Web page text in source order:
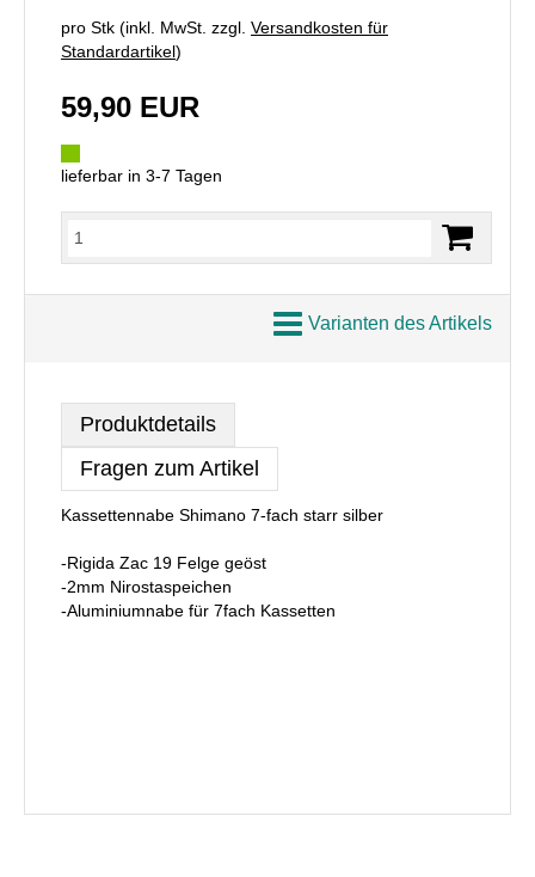
pro Stk (inkl. MwSt. zzgl. Versandkosten für
Standardartikel)
59,90 EUR
lieferbar in 3-7 Tagen
Varianten des Artikels
Produktdetails
Fragen zum Artikel
Kassettennabe Shimano 7-fach starr silber
-Rigida Zac 19 Felge geöst
-2mm Nirostaspeichen
-Aluminiumnabe für 7fach Kassetten